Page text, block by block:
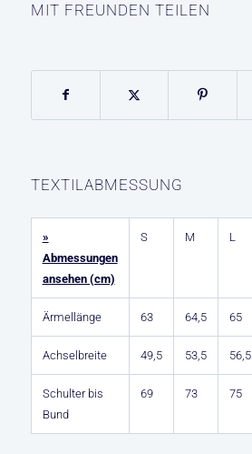
MIT FREUNDEN TEILEN
TEXTILABMESSUNG
»
Abmessungen
ansehen (cm)
S M L
Ärmellänge 63 64,5 65
Achselbreite 49,5 53,5 56,5
Schulter bis
Bund
69 73 75